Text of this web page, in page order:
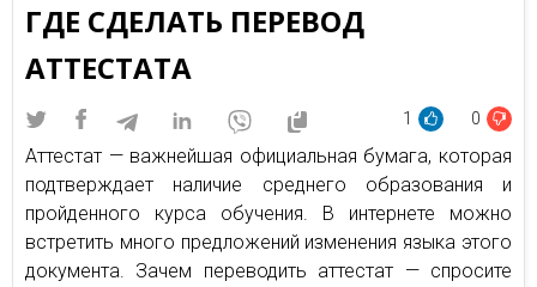
ГДЕ СДЕЛАТЬ ПЕРЕВОД
АТТЕСТАТА
1 0
Аттестат — важнейшая официальная бумага, которая
подтверждает наличие среднего образования и
пройденного курса обучения. В интернете можно
встретить много предложений изменения языка этого
документа. Зачем переводить аттестат — спросите